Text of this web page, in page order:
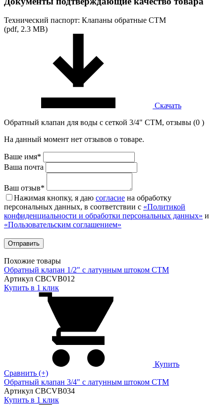
Технический паспорт: Клапаны обратные СТМ
(pdf, 2.3 MB)
Скачать
Обратный клапан для воды с сеткой 3/4" CTM, отзывы (0 )
На данный момент нет отзывов о товаре.
Ваше имя*
Ваша почта
Ваш отзыв*
Нажимая кнопку, я даю согласие на обработку
персональных данных, в соответствии с «Политикой
конфиденциальности и обработки персональных данных» и
«Пользовательским соглашением»
Похожие товары
Обратный клапан 1/2" с латунным штоком CTM
Артикул CBCVB012
Купить в 1 клик
Купить
Сравнить (+)
Обратный клапан 3/4" с латунным штоком CTM
Артикул CBCVB034
Купить в 1 клик